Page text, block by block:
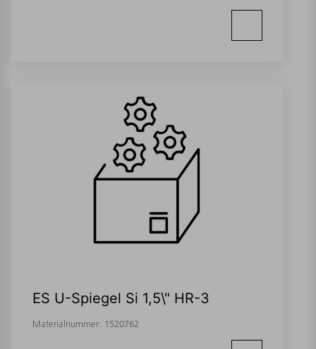
ES U-Spiegel Si 1,5\" HR-3
Materialnummer: 1520762